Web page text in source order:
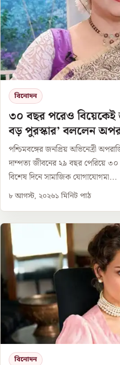
বিনোদন
৩০ বছর পরেও বিয়েকেই
বড় পুরস্কার’ বললেন
পশ্চিমবঙ্গের জনপ্রিয় অভিনেত্রী
দাম্পত্য জীবনের ২৯ বছর পেরিয়ে ৩০
বিশেষ দিনে সামাজিক যোগাযোগমা...
৮ আগস্ট, ২০২৬১ মিনিট পাঠ
বিনোদন